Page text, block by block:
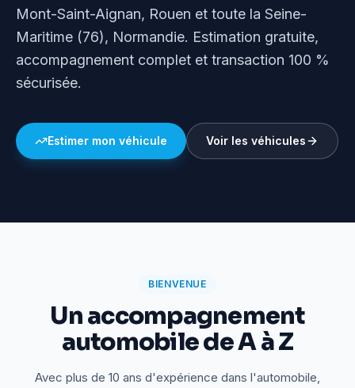
Mont-Saint-Aignan, Rouen et toute la Seine-
Maritime (76), Normandie. Estimation gratuite,
accompagnement complet et transaction 100 %
sécurisée.
Estimer mon véhicule Voir les véhicules
BIENVENUE
Un accompagnement
automobile de A à Z
Avec plus de 10 ans d'expérience dans l'automobile,